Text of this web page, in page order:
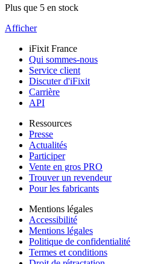
Plus que 5 en stock
Afficher
iFixit France
Qui sommes-nous
Service client
Discuter d'iFixit
Carrière
API
Ressources
Presse
Actualités
Participer
Vente en gros PRO
Trouver un revendeur
Pour les fabricants
Mentions légales
Accessibilité
Mentions légales
Politique de confidentialité
Termes et conditions